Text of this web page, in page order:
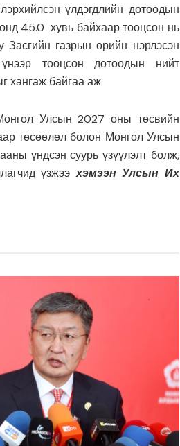
үлдэгдлийн дотоодын
45.0 хувь байхаар тооцсон нь
Засгийн газрын өрийн нэрлэсэн
тооцсон дотоодын нийт
хангаж байгаа аж.
Улсын 2027 оны төсвийн
төсөөлөл болон Монгол Улсын
үндсэн суурь үзүүлэлт болж,
үзжээхэмээн Улсын Их